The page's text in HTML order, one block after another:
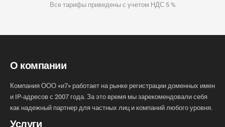
Все тарифы приведены с учетом НДС 5 %
О компании
Компания ООО «и7» работает на рынке регистрации доменных имен
и IP-адресов с 2007 года. За это время мы зарекомендовали себя
как надежный партнер для частных лиц и компаний любого уровня.
Услуги